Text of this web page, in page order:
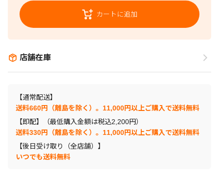
カートに追加
店舗在庫
【通常配送】
送料660円（離島を除く）。11,000円以上ご購入で送料無料
【即配】（最低購入金額は税込2,200円）
送料330円（離島を除く）。11,000円以上ご購入で送料無料
【後日受け取り（全店舗）】
いつでも送料無料